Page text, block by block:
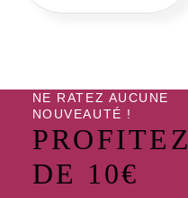
NE RATEZ AUCUNE
NOUVEAUTÉ !
PROFITEZ
DE 10€